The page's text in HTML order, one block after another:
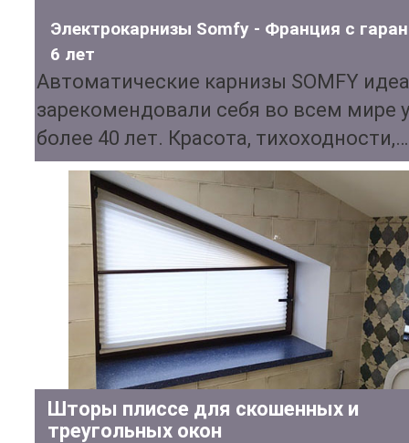
Электрокарнизы Somfy - Франция с
6 лет
Автоматические карнизы SOMFY
зарекомендовали себя во всем мире
более 40 лет. Красота, тихоходности,…
Шторы плиссе для скошенных и
треугольных окон